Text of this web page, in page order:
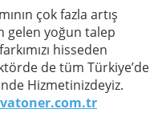
çok fazla artış
gelen yoğun talep
hisseden
de tüm Türkiye’de
Hizmetinizdeyiz.